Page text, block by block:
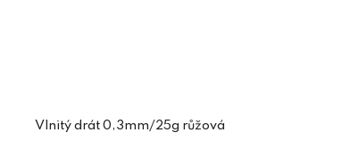
Vlnitý drát 0,3mm/25g růžová